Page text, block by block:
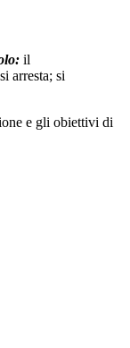
il
arresta; si
e gli obiettivi di